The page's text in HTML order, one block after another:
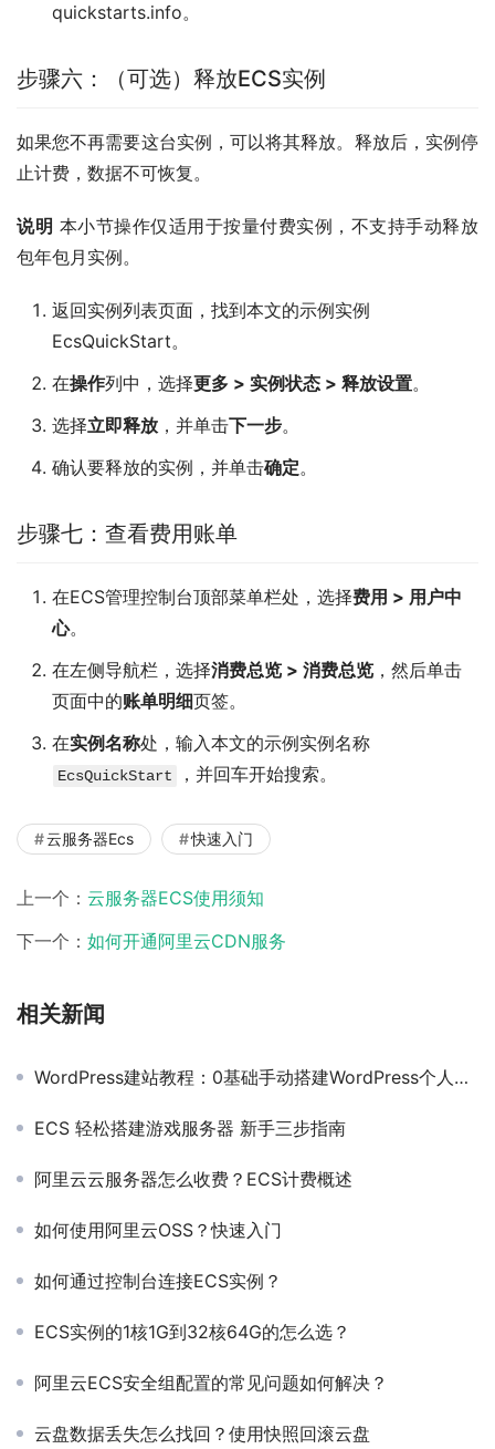
quickstarts.info。
步骤六：（可选）释放ECS实例
如果您不再需要这台实例，可以将其释放。释放后，实例停
止计费，数据不可恢复。
说明 本小节操作仅适用于按量付费实例，不支持手动释放
包年包月实例。
返回实例列表页面，找到本文的示例实例
EcsQuickStart。
在操作列中，选择更多 > 实例状态 > 释放设置。
选择立即释放 ，并单击下一步。
确认要释放的实例，并单击确定。
步骤七：查看费用账单
在ECS管理控制台顶部菜单栏处，选择费用 > 用户中
心。
在左侧导航栏，选择消费总览 > 消费总览 ，然后单击
页面中的账单明细页签。
在实例名称处，输入本文的示例实例名称
EcsQuickStart ，并回车开始搜索。
云服务器Ecs 快速入门
上一个： 云服务器ECS使用须知
下一个： 如何开通阿里云CDN服务
相关新闻
WordPress建站教程：0基础手动搭建WordPress个人博客站点
ECS 轻松搭建游戏服务器 新手三步指南
阿里云云服务器怎么收费？ECS计费概述
如何使用阿里云OSS？快速入门
如何通过控制台连接ECS实例？
ECS实例的1核1G到32核64G的怎么选？
阿里云ECS安全组配置的常见问题如何解决？
云盘数据丢失怎么找回？使用快照回滚云盘